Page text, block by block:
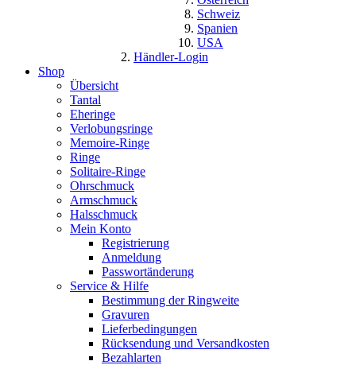
Schweiz
Spanien
USA
Händler-Login
Shop
Übersicht
Tantal
Eheringe
Verlobungsringe
Memoire-Ringe
Ringe
Solitaire-Ringe
Ohrschmuck
Armschmuck
Halsschmuck
Mein Konto
Registrierung
Anmeldung
Passwortänderung
Service & Hilfe
Bestimmung der Ringweite
Gravuren
Lieferbedingungen
Rücksendung und Versandkosten
Bezahlarten